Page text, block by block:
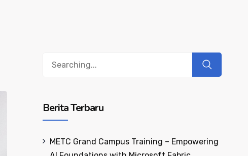
Berita Terbaru
METC Grand Campus Training – Empowering